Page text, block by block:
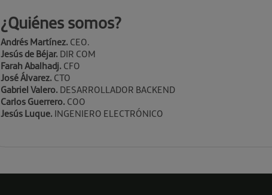
¿Quiénes somos?
Andrés Martínez. CEO.
Jesús de Béjar. DIR COM
Farah Abalhadj. CFO
José Álvarez. CTO
Gabriel Valero. DESARROLLADOR BACKEND
Carlos Guerrero. COO
Jesús Luque. INGENIERO ELECTRÓNICO